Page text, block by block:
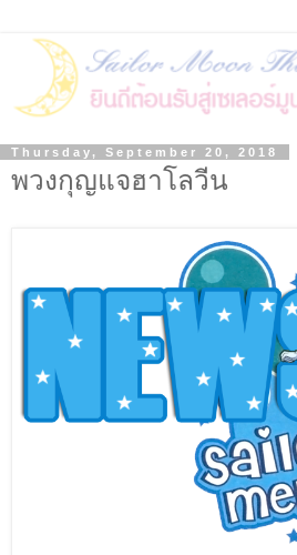
Thursday, September 20, 2018
พวงกุญแจฮาโลวีน